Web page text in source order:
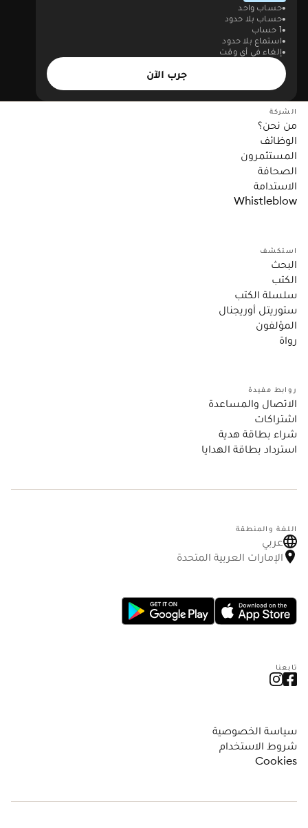
حساب واحد
حساب بلا حدود
1 حساب
استماع بلا حدود
إلغاء في أي وقت
جرب الآن
الشركة
من نحن؟
الوظائف
المستثمرون
الصحافة
الاستدامة
Whistleblow
استكشف
البحث
الكتب
سلسلة الكتب
ستوريتل أوريجنال
المؤلفون
رواة
روابط مفيدة
الاتصال والمساعدة
اشتراكات
شراء بطاقة هدية
استرداد بطاقة الهدايا
اللغة والمنطقة
عربي
الإمارات العربية المتحدة
تابعنا
سياسة الخصوصية
شروط الاستخدام
Cookies